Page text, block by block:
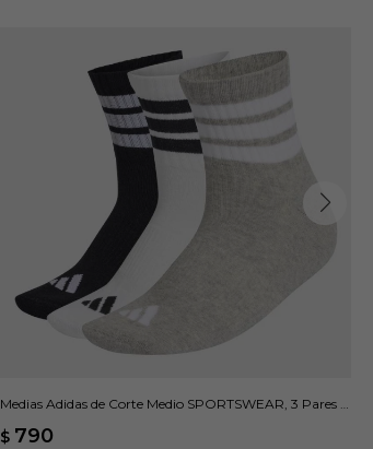
Medias Adidas de Corte Medio SPORTSWEAR, 3 Pares -
$ 790